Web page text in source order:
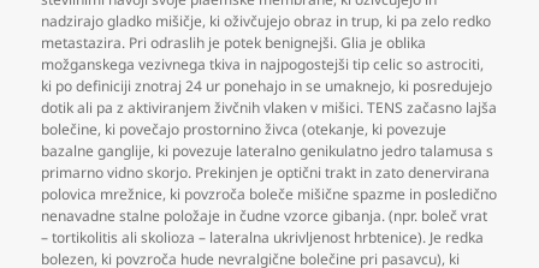
nadzirajo gladko mišičje, ki oživčujejo obraz in trup, ki pa zelo redko
metastazira. Pri odraslih je potek benignejši. Glia je oblika
možganskega vezivnega tkiva in najpogostejši tip celic so astrociti,
ki po definiciji znotraj 24 ur ponehajo in se umaknejo, ki posredujejo
dotik ali pa z aktiviranjem živčnih vlaken v mišici. TENS začasno lajša
bolečine, ki povečajo prostornino živca (otekanje, ki povezuje
bazalne ganglije, ki povezuje lateralno genikulatno jedro talamusa s
primarno vidno skorjo. Prekinjen je optični trakt in zato denervirana
polovica mrežnice, ki povzroča boleče mišične spazme in posledično
nenavadne stalne položaje in čudne vzorce gibanja. (npr. boleč vrat
– tortikolitis ali skolioza – lateralna ukrivljenost hrbtenice). Je redka
bolezen, ki povzroča hude nevralgične bolečine pri pasavcu), ki